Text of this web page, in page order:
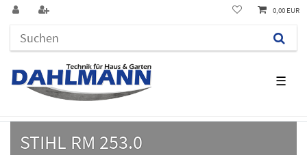
☰
0,00 EUR
STIHL RM 253.0